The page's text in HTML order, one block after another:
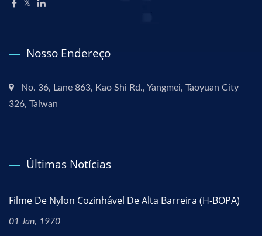
Nosso Endereço
No. 36, Lane 863, Kao Shi Rd., Yangmei, Taoyuan City
326, Taiwan
Últimas Notícias
Filme De Nylon Cozinhável De Alta Barreira (H-BOPA)
01 Jan, 1970